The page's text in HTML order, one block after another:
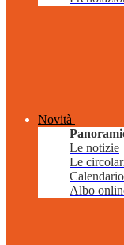
Novità
Le notizie
Le
Albo